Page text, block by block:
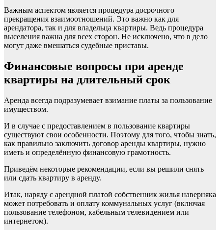
Важным аспектом является процедура досрочного
прекращения взаимоотношений. Это важно как для
арендатора, так и для владельца квартиры. Ведь процедура
выселения важна для всех сторон. Не исключено, что в дело
могут даже вмешаться судебные приставы.
Финансовые вопросы при аренде
квартиры на длительный срок
Аренда всегда подразумевает взимание платы за пользование
имуществом.
И в случае с предоставлением в пользование квартиры
существуют свои особенности. Поэтому для того, чтобы знать,
как правильно заключить договор аренды квартиры, нужно
иметь и определённую финансовую грамотность.
Приведём некоторые рекомендации, если вы решили снять
или сдать квартиру в аренду.
Итак, наряду с арендной платой собственник жилья наверняка
может потребовать и оплату коммунальных услуг (включая
пользование телефоном, кабельным телевидением или
интернетом).